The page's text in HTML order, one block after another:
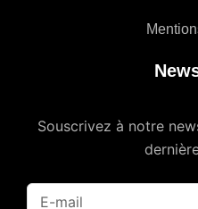
Souscrivez à notre